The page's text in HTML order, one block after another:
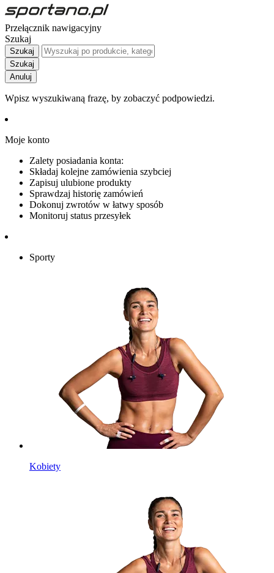
Przełącznik nawigacyjny
Szukaj
Szukaj
Szukaj
Anuluj
Wpisz wyszukiwaną frazę, by zobaczyć podpowiedzi.
Moje konto
Zalety posiadania konta:
Składaj kolejne zamówienia szybciej
Zapisuj ulubione produkty
Sprawdzaj historię zamówień
Dokonuj zwrotów w łatwy sposób
Monitoruj status przesyłek
Sporty
Kobiety